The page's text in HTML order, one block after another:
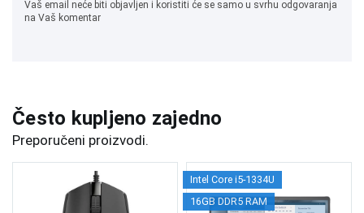
Vaš email neće biti objavljen i koristiti će se samo u svrhu odgovaranja
na Vaš komentar
Često kupljeno zajedno
Preporučeni proizvodi.
Intel Core i5-1334U
16GB DDR5 RAM